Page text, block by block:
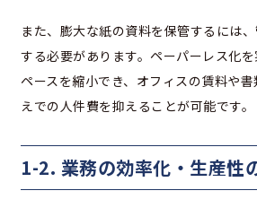
また、膨大な紙の資料を保管するには
する必要があります。ペーパーレス化
ペースを縮小でき、オフィスの賃料や
えでの人件費を抑えることが可能です。
1-2. 業務の効率化・生産性